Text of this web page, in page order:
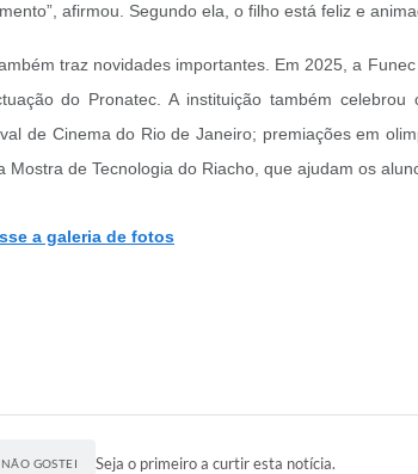
afirmou. Segundo ela, o filho está feliz e
traz novidades importantes. Em 2025, a
do Pronatec. A instituição também
de Cinema do Rio de Janeiro; premiações em
Mostra de Tecnologia do Riacho, que ajudam os
a galeria de fotos
NÃO GOSTEI Seja o primeiro a curtir esta notícia.